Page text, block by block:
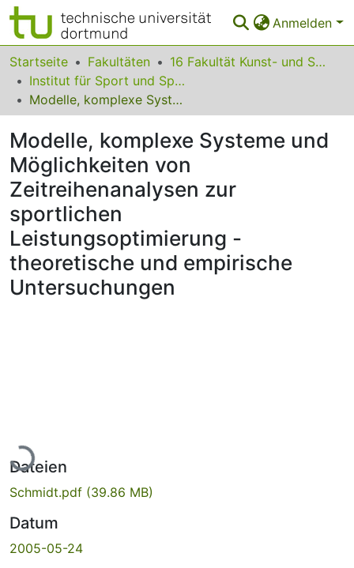
Anmelden
Bereiche & Sammlungen
Das gesamte Repositorium
FAQ
Leitlinien
Zurück zur Startseite
Startseite Fakultäten
16 Fakultät Kunst- und Sportwissenschaften
Institut für Sport und Sportwissenschaft
Modelle, komplexe Systeme und Möglichkeiten von Zeitreihenanalysen zur sportlichen Leistungsoptimierung - theoretische und empirische Untersuchungen
Modelle, komplexe Systeme und
Möglichkeiten von
Zeitreihenanalysen zur
sportlichen
Leistungsoptimierung -
theoretische und empirische
Untersuchungen
Lade...
Dateien
Schmidt.pdf (39.86 MB)
Datum
2005-05-24